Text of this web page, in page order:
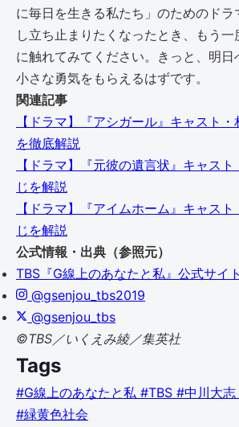
に毎日を生きる私たち」のためのド
し立ち止まりたくなったとき、もう
に触れてみてください。きっと、明
小さな勇気をもらえるはずです。
関連記事
【ドラマ】『アシガール』キャスト
を徹底解説
【ドラマ】『元彼の遺言状』キャス
じを解説
【ドラマ】『アイムホーム』キャス
じを解説
公式情報・出典（参照元）
TBS『G線上のあなたと私』公式サイト
@gsenjou_tbs2019
@gsenjou_tbs
©TBS／いくえみ綾／集英社
Tags
#G線上のあなたと私 #TBS #中川大志
#緑黄色社会